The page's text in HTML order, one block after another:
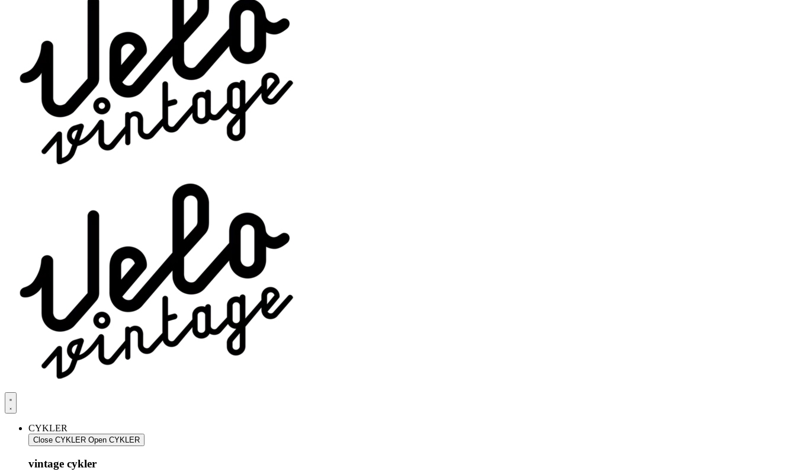
CYKLER
Close CYKLER Open CYKLER
vintage cykler